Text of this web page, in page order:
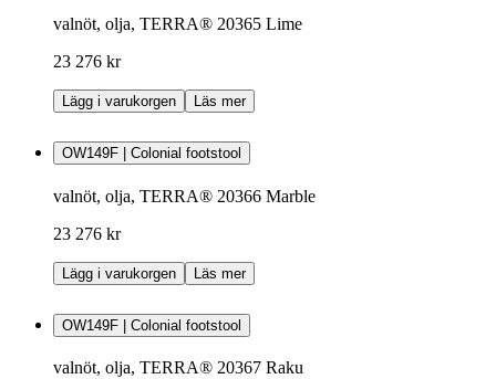
valnöt, olja, TERRA® 20365 Lime
23 276 kr
Lägg i varukorgen Läs mer
OW149F | Colonial footstool
valnöt, olja, TERRA® 20366 Marble
23 276 kr
Lägg i varukorgen Läs mer
OW149F | Colonial footstool
valnöt, olja, TERRA® 20367 Raku